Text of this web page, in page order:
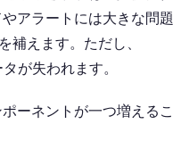
アラートには大きな問題
補えます。ただし、
が失われます。
ーネントが一つ増えるこ